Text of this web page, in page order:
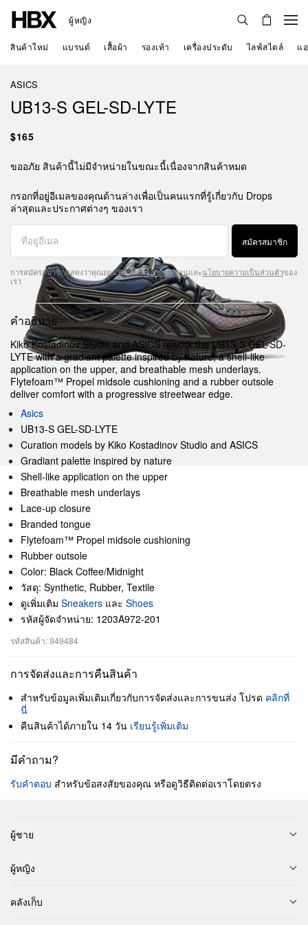
ผู้หญิง
สินค้าใหม่ แบรนด์ เสื้อผ้า รองเท้า เครื่องประดับ ไลฟ์สไตล์ แ
ASICS
UB13-S GEL-SD-LYTE
$165
ขออภัย สินค้านี้ไม่มีจำหน่ายในขณะนี้เนื่องจากสินค้าหมด
กรอกที่อยู่อีเมลของคุณด้านล่างเพื่อเป็นคนแรกที่รู้เกี่ยวกับ Drops
ล่าสุดและประกาศต่างๆ ของเรา
สมัครสมาชิก
การสมัครสมาชิกแสดงว่าคุณยอมรับข้อตกลงการใช้งานและนโยบายความเป็นส่วนตัวของ
เรา
คำอธิบาย
Kiko Kostadinov Studio and ASICS rework the UB13-S GEL-SD-
LYTE with a gradiant palette inspired by nature, a shell-like
application on the upper, and breathable mesh underlays.
Flytefoam™ Propel midsole cushioning and a rubber outsole
deliver comfort with a progressive streetwear edge.
Asics
UB13-S GEL-SD-LYTE
Curation models by Kiko Kostadinov Studio and ASICS
Gradiant palette inspired by nature
Shell-like application on the upper
Breathable mesh underlays
Lace-up closure
Branded tongue
Flytefoam™ Propel midsole cushioning
Rubber outsole
Color: Black Coffee/Midnight
วัสดุ: Synthetic, Rubber, Textile
ดูเพิ่มเติม Sneakers และ Shoes
รหัสผู้จัดจำหน่าย: 1203A972-201
รหัสสินค้า: 949484
การจัดส่งและการคืนสินค้า
สำหรับข้อมูลเพิ่มเติมเกี่ยวกับการจัดส่งและการขนส่ง โปรด คลิกที่
นี่
คืนสินค้าได้ภายใน 14 วัน เรียนรู้เพิ่มเติม
มีคำถาม?
รับคำตอบ สำหรับข้อสงสัยของคุณ หรือดูวิธีติดต่อเราโดยตรง
ผู้ชาย
ผู้หญิง
คลังเก็บ